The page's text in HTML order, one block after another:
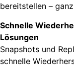
bereitstellen –
Schnelle
Lösungen
Snapshots und
schnelle